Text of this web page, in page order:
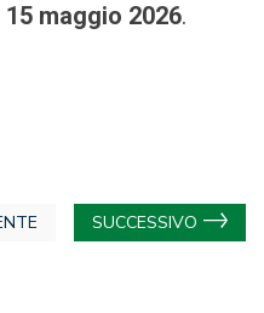
15 maggio 2026.
SUCCESSIVO